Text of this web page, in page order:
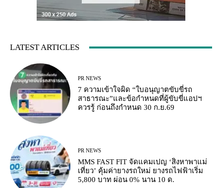
LATEST ARTICLES
PR NEWS
7 ความเข้าใจผิด “ใบอนุญาตขับขี่รถ
สาธารณะ”และข้อกำหนดที่ผู้ขับขี่แอปฯ
ควรรู้ ก่อนถึงกำหนด 30 ก.ย.69
PR NEWS
MMS FAST FIT จัดแคมเปญ ‘สิงหาพาแม่
เที่ยว’ คุ้มค่ายางรถใหม่ ยางรถไฟฟ้าเริ่ม
5,800 บาท ผ่อน 0% นาน 10 ด.